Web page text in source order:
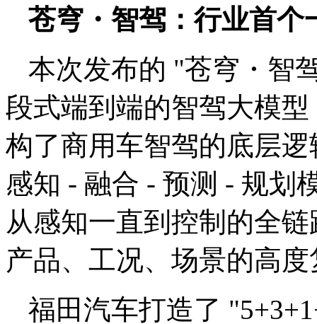
苍穹・智驾：行业首个
本次发布的 "苍穹・智
段式端到端的智驾大模
构了商用车智驾的底层
感知 - 融合 - 预测 - 规划
从感知一直到控制的全
产品、工况、场景的高
福田汽车打造了